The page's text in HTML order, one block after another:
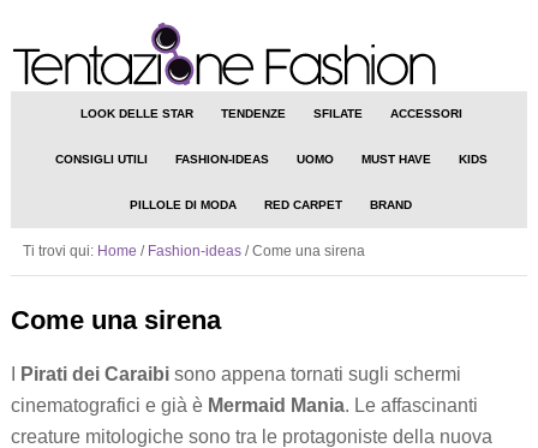
LOOK DELLE STAR TENDENZE SFILATE ACCESSORI
CONSIGLI UTILI FASHION-IDEAS UOMO MUST HAVE KIDS
PILLOLE DI MODA RED CARPET BRAND
Ti trovi qui: Home / Fashion-ideas /Come una sirena
Come una sirena
Pirati dei Caraibisono appena tornati sugli schermi
cinematografici e già è Mermaid Mania. Le affascinanti
creature mitologiche sono tra le protagoniste della nuova